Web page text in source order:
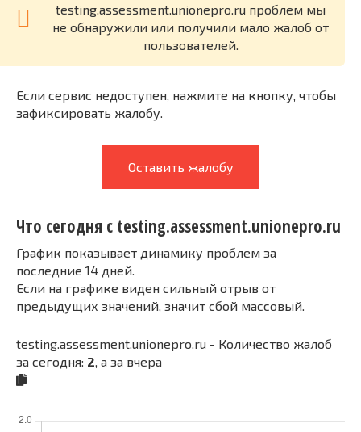
testing.assessment.unionepro.ru проблем мы
не обнаружили или получили мало жалоб от
пользователей.
Если сервис недоступен, нажмите на кнопку, чтобы
зафиксировать жалобу.
Оставить жалобу
Что сегодня с testing.assessment.unionepro.ru
График показывает динамику проблем за
последние 14 дней.
Если на графике виден сильный отрыв от
предыдущих значений, значит сбой массовый.
testing.assessment.unionepro.ru - Количество жалоб
за сегодня: 2 , а за вчера